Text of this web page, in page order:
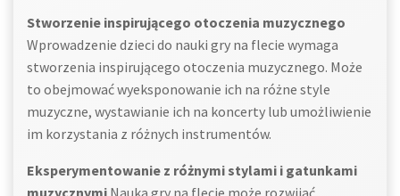
Stworzenie inspirującego otoczenia muzycznego
Wprowadzenie dzieci do nauki gry na flecie wymaga
stworzenia inspirującego otoczenia muzycznego. Może
to obejmować wyeksponowanie ich na różne style
muzyczne, wystawianie ich na koncerty lub umożliwienie
im korzystania z różnych instrumentów.
Eksperymentowanie z różnymi stylami i gatunkami
muzycznymi Nauka gry na flecie może rozwijać